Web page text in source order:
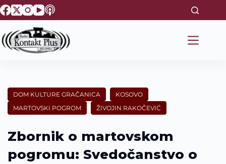
S
k
p
t
n
DOM KULTURE GRAČANICA
KOSOVO
MARTOVSKI POGROM
ŽIVOJIN RAKOČEVIĆ
Zbornik o martovskom
pogromu: Svedočanstvo o